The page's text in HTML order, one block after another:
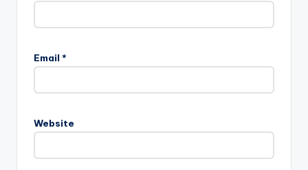
Email *
Website